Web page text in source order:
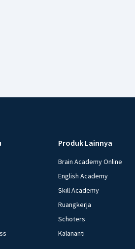
Produk Lainnya
Brain Academy Online
English Academy
Skill Academy
Ruangkerja
Schoters
Kalananti